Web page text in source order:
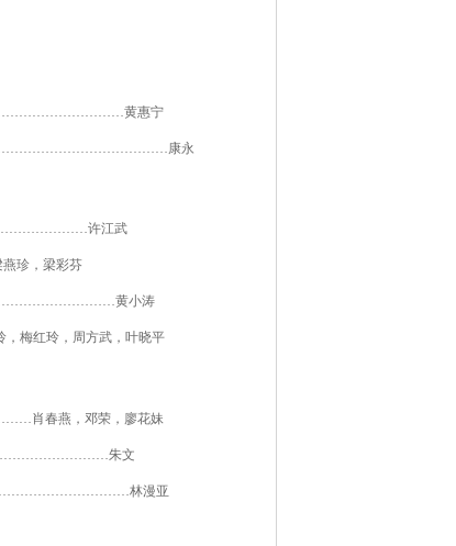
……………黄惠宁
…………………………康永
许江武
燕珍，梁彩芬
黄小涛
，梅红玲，周方武，叶晓平
肖春燕，邓荣，廖花妹
朱文
林漫亚